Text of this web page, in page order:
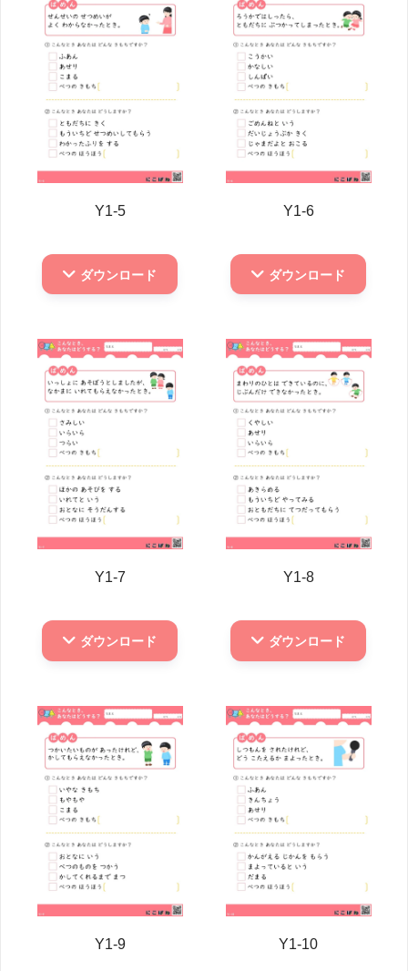
Y1-5
ダウンロード
Y1-6
ダウンロード
Y1-7
ダウンロード
Y1-8
ダウンロード
Y1-9 Y1-10